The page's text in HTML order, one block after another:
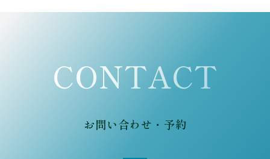
CONTACT
お問い合わせ・予約